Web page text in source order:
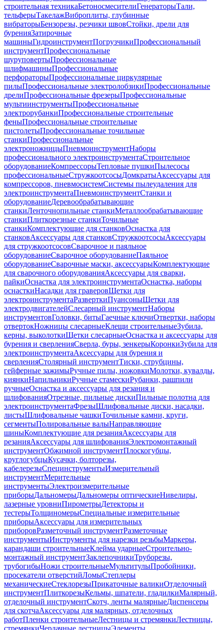
строительная техникаБетоносмесителиГенераторыТали,
тельферыТакелажВиброплиты, глубинные
вибраторыБензорезы, резчики швовСтойки, дрели для
буренияЗатирочные
машиныГидроинструментПогрузчикиПрофессиональный
инструментПрофессиональные
шуруповертыПрофессиональные
шлифмашиныПрофессиональные
перфораторыПрофессиональные циркулярные
пилыПрофессиональные электролобзикиПрофессиональные
дрелиПрофессиональные фрезерыПрофессиональные
мультиинструментыПрофессиональные
электрорубанкиПрофессиональные строительные
феныПрофессиональные строительные
пистолетыПрофессиональные точильные
станкиПрофессиональные
электроножницыПневмоинструментНаборы
профессионального электроинструментаСтроительное
оборудованиеКомпрессорыТепловые пушкиПылесосы
профессиональныеСтружкоотсосыДомкратыАксессуары для
компрессоров, пневмосистемСистемы пылеудаления для
электроинструментаПневмоинструментСтанки и
оборудованиеДеревообрабатывающие
станкиЛенточнопильные станкиМеталлообрабатывающие
станкиПлиткорезные станкиТочильные
станкиКомплектующие для станковОснастка для
станковАксессуары для станковСтружкоотсосыАксессуары
для стружкоотсосовСварочное и паяльное
оборудованиеСварочное оборудованиеПаяльное
оборудованиеСварочные маски, аксессуарыКомплектующие
для сварочного оборудованияАксессуары для сварки,
пайкиОснастка для электроинструментаОснастка, наборы
оснасткиНасадки для граверовЩетки для
электроинструментаРазверткиПуансоныЩетки для
электродвигателейСлесарный инструментНаборы
инструментовГоловки, битыГаечные ключиОтвертки, наборы
отвертокНожницы слесарныеКлещи строительныеЗубила,
керны, выколоткиЩетки слесарныеОснастка и аксессуары для
бурения и сверленияСверла, буры, зенкерыКоронкиЗубила для
электроинструментаАксессуары для бурения и
сверленияСтолярный инструментТиски, струбцины,
гейферные зажимыРучные пилы, ножовкиМолотки, кувалды,
киянкиНапильникиРучные стамескиРубанки, рашпили
ручныеОснастка и аксессуары для резания и
шлифованияОтрезные, пильные дискиПильные полотна для
электроинструментаФрезыШлифовальные диски, насадки,
листыШлифовальные чашкиТочильные камни, круги,
сегментыПолировальные валыНаправляющие
шиныКомплектующие для резанияАксессуары для
резанияАксессуары для шлифованияЭлектромонтажный
инструментОбжимной инструментПлоскогубцы,
круглогубцыКусачки, болторезы,
кабелерезыСпецинструментыИзмерительный
инструментМерительные
инструментыЭлектроизмерительные
приборыДальномерыДальномеры оптическиеНивелиры,
лазерные уровниПирометрыДетекторы и
тестерыТолщиномерыСпециальные измерительные
приборыАксессуары для измерительных
приборовРазметочный инструментРазметочные
инструментыИнструменты для нарезки резьбыМаркеры,
карандаши строительныеКлейма ударныеСтроительно-
монтажный инструментЗаклепочникиТруборезы,
трубогибыНожи строительныеМультитулыПробойники,
просекатели отверстийЛомыСтеплеры
механическиеСтеклорезыПрикаточные валикиОтделочный
инструментПлиткорезыКельмы, шпатели, гладилкиМалярный,
отделочный инструментСкотч, ленты малярныеДиспенсеры
для скотчаАксессуары для малярных, отделочных
работПленки строительныеЛестницы и стремянкиЛестницы,
стремянкиЧердачные лестницыЭлементы